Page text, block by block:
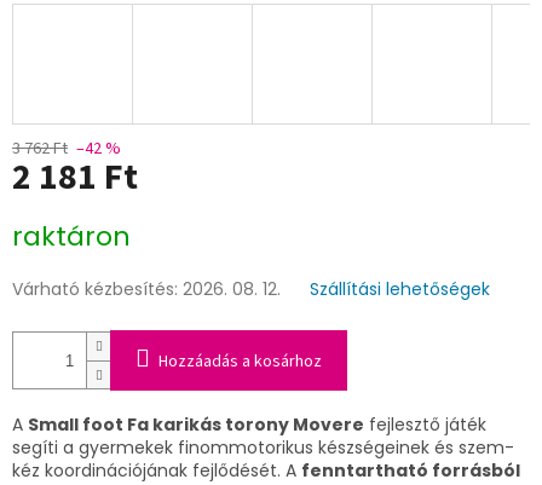
3 762 Ft –42 %
2 181 Ft
raktáron
Várható kézbesítés: 2026. 08. 12. Szállítási lehetőségek
Hozzáadás a kosárhoz
A Small foot Fa karikás torony Movere fejlesztő játék
segíti a gyermekek finommotorikus készségeinek és szem-
kéz koordinációjának fejlődését. A fenntartható forrásból